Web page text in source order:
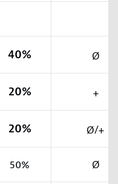
40% Ø
20% +
20% Ø/+
50% Ø